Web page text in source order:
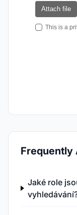
Frequently
Jaké role